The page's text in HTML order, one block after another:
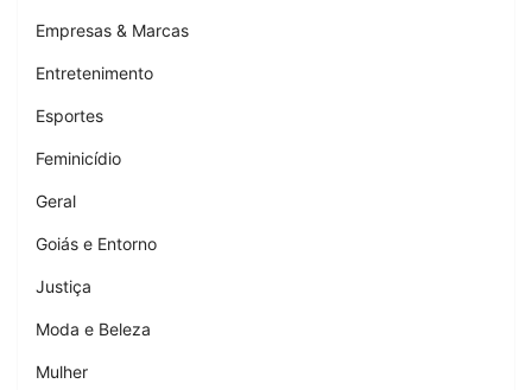
Empresas & Marcas
Entretenimento
Esportes
Feminicídio
Geral
Goiás e Entorno
Justiça
Moda e Beleza
Mulher